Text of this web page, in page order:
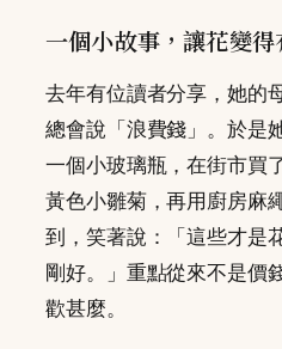
一個小故事，讓花變得
去年有位讀者分享，她的
總會說「浪費錢」。於
一個小玻璃瓶，在街市買
黃色小雛菊，再用廚房麻
到，笑著說：「這些才是
剛好。」重點從來不是價
歡甚麼。